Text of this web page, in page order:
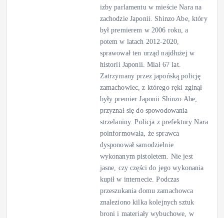
izby parlamentu w mieście Nara na
zachodzie Japonii. Shinzo Abe, który
był premierem w 2006 roku, a
potem w latach 2012-2020,
sprawował ten urząd najdłużej w
historii Japonii. Miał 67 lat.
Zatrzymany przez japońską policję
zamachowiec, z którego ręki zginął
były premier Japonii Shinzo Abe,
przyznał się do spowodowania
strzelaniny. Policja z prefektury Nara
poinformowała, że sprawca
dysponował samodzielnie
wykonanym pistoletem. Nie jest
jasne, czy części do jego wykonania
kupił w internecie. Podczas
przeszukania domu zamachowca
znaleziono kilka kolejnych sztuk
broni i materiały wybuchowe, w